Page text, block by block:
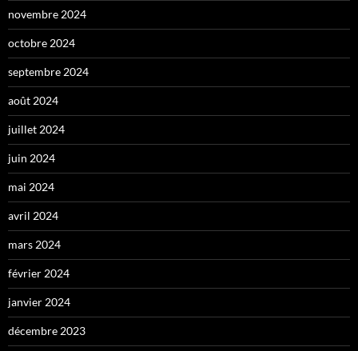
novembre 2024
octobre 2024
septembre 2024
août 2024
juillet 2024
juin 2024
mai 2024
avril 2024
mars 2024
février 2024
janvier 2024
décembre 2023